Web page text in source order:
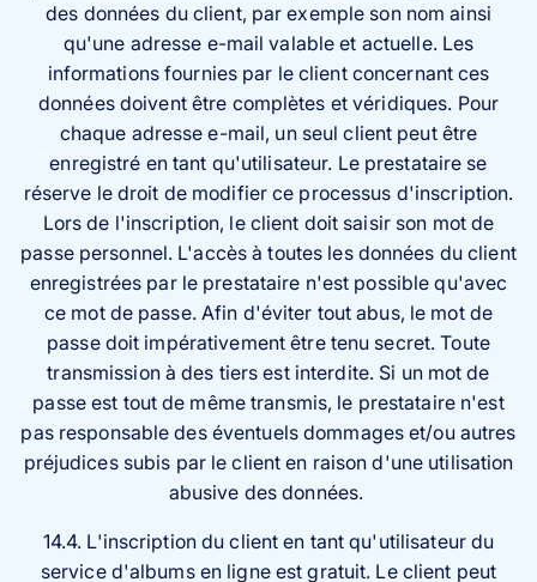
des données du client, par exemple son nom ainsi
qu'une adresse e-mail valable et actuelle. Les
informations fournies par le client concernant ces
données doivent être complètes et véridiques. Pour
chaque adresse e-mail, un seul client peut être
enregistré en tant qu'utilisateur. Le prestataire se
réserve le droit de modifier ce processus d'inscription.
Lors de l'inscription, le client doit saisir son mot de
passe personnel. L'accès à toutes les données du client
enregistrées par le prestataire n'est possible qu'avec
ce mot de passe. Afin d'éviter tout abus, le mot de
passe doit impérativement être tenu secret. Toute
transmission à des tiers est interdite. Si un mot de
passe est tout de même transmis, le prestataire n'est
pas responsable des éventuels dommages et/ou autres
préjudices subis par le client en raison d'une utilisation
abusive des données.
14.4. L'inscription du client en tant qu'utilisateur du
service d'albums en ligne est gratuit. Le client peut